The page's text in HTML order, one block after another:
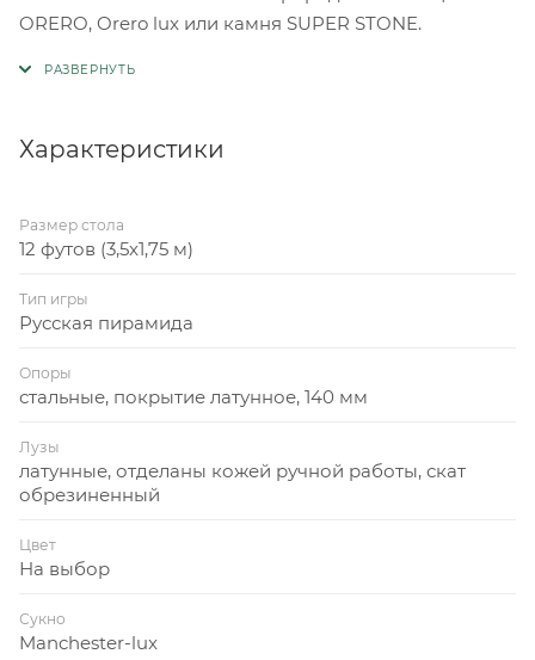
ORERO, Orero lux или камня SUPER STONE.
Характеристики
Размер стола
12 футов (3,5x1,75 м)
Тип игры
Русская пирамида
Опоры
стальные, покрытие латунное, 140 мм
Лузы
латунные, отделаны кожей ручной работы, скат
обрезиненный
Цвет
На выбор
Сукно
Manchester-lux